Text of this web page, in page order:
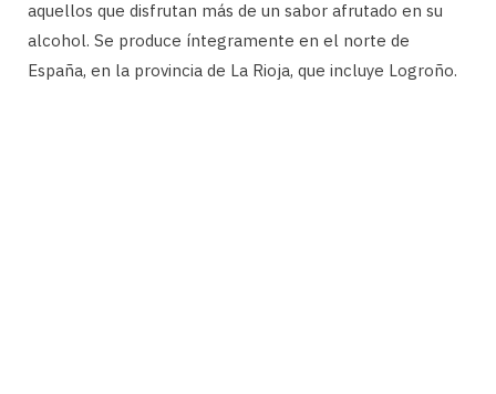
aquellos que disfrutan más de un sabor afrutado en su
alcohol. Se produce íntegramente en el norte de
España, en la provincia de La Rioja, que incluye Logroño.